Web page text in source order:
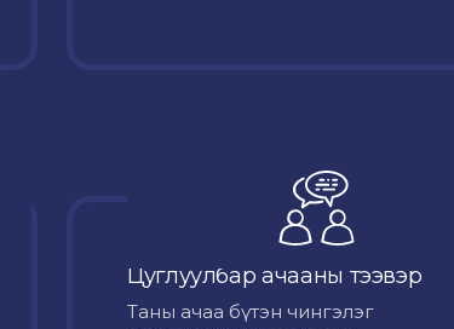
Цуглуулбар ачааны тээвэр
Таны ачаа бүтэн чингэлэг